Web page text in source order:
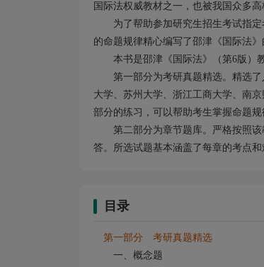
国际法权威教材之一，也被我国众多
为了帮助参加研究生招生考试指
的命题规律精心编写了邵津《国际法》
本书是邵津《国际法》（第6版）
第一部分为考研真题精选。精选
大学、苏州大学、浙江工商大学、南
部分的练习，可以帮助考生掌握命题规
第二部分为章节题库。严格按照
答。所选试题基本涵盖了每章的考点
目录
第一部分 考研真题精选
一、概念题